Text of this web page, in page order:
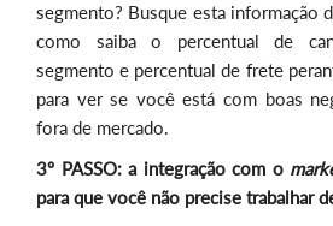
segmento? Busque esta informação
como saiba o percentual de
segmento e percentual de frete
para ver se você está com boas
fora de mercado.
3º PASSO: a integração com o
para que você não precise trabalhar